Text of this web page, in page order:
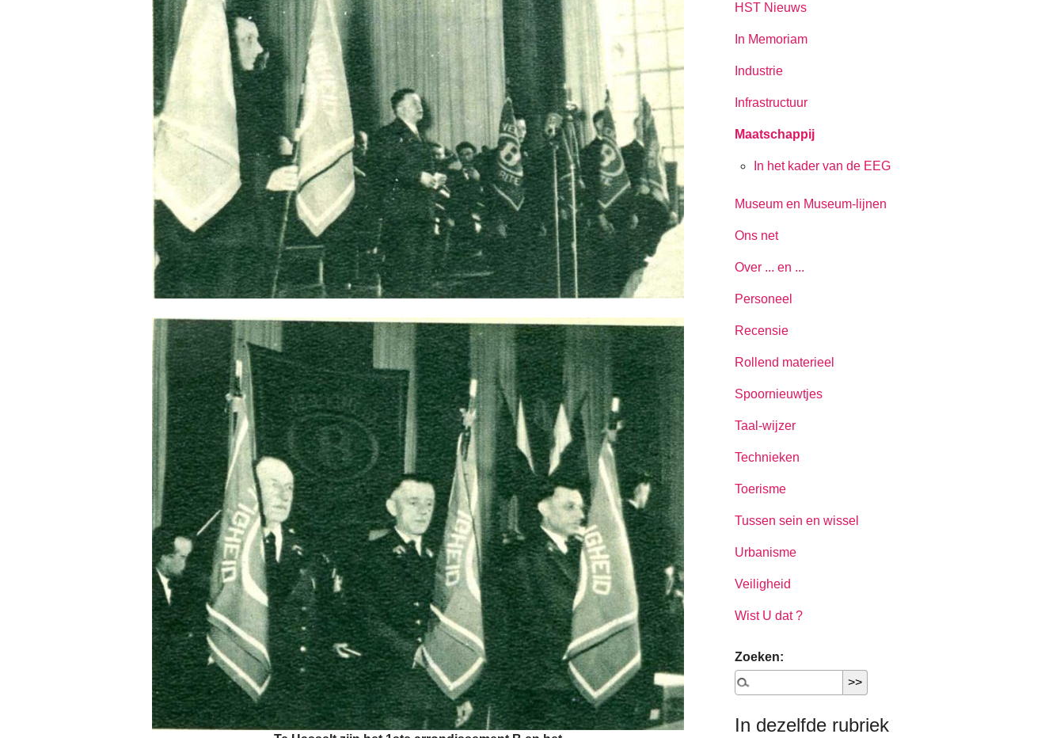
HST Nieuws
In Memoriam
Industrie
Infrastructuur
Maatschappij
In het kader van de EEG
Museum en Museum-lijnen
Ons net
Over ... en ...
Personeel
Recensie
Rollend materieel
Spoornieuwtjes
Taal-wijzer
Technieken
Toerisme
Tussen sein en wissel
Urbanisme
Veiligheid
Wist U dat ?
Zoeken:
In dezelfde rubriek